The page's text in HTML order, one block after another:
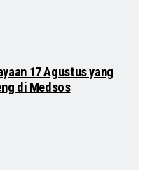
17 Agustus yang
di Medsos